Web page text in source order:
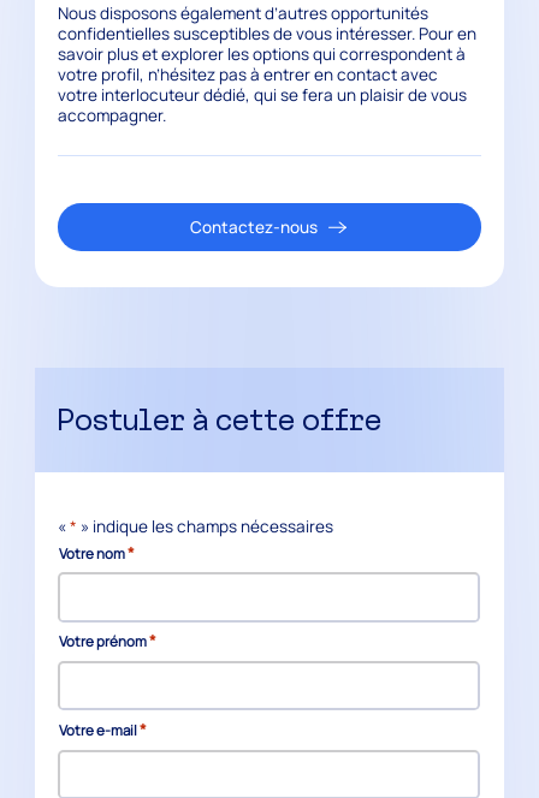
Nous disposons également d’autres opportunités
confidentielles susceptibles de vous intéresser. Pour en
savoir plus et explorer les options qui correspondent à
votre profil, n’hésitez pas à entrer en contact avec
votre interlocuteur dédié, qui se fera un plaisir de vous
accompagner.
Contactez-nous
Postuler à cette offre
«* » indique les champs nécessaires
Votre nom*
Votre prénom*
Votre e-mail*